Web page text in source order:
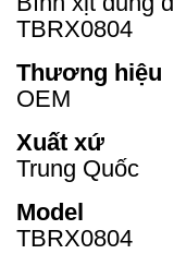
TBRX0804
Thương hiệu
OEM
Xuất xứ
Trung Quốc
Model
TBRX0804